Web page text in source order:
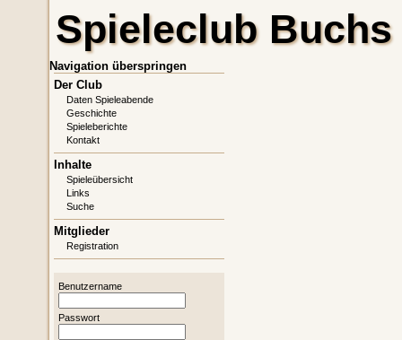
Spieleclub Buchs
Navigation überspringen
Der Club
Daten Spieleabende
Geschichte
Spieleberichte
Kontakt
Inhalte
Spieleübersicht
Links
Suche
Mitglieder
Registration
Benutzername
Passwort